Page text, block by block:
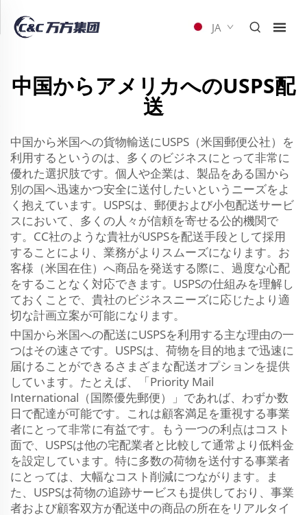
JA
中国からアメリカへのUSPS配
送
中国から米国への貨物輸送にUSPS（米国郵便公社）を
利用するというのは、多くのビジネスにとって非常に
優れた選択肢です。個人や企業は、製品をある国から
別の国へ迅速かつ安全に送付したいというニーズをよ
く抱えています。USPSは、郵便および小包配送サービ
スにおいて、多くの人々が信頼を寄せる公的機関で
す。CC社のような貴社がUSPSを配送手段として採用
することにより、業務がよりスムーズになります。お
客様（米国在住）へ商品を発送する際に、過度な心配
をすることなく対応できます。USPSの仕組みを理解し
ておくことで、貴社のビジネスニーズに応じたより適
切な計画立案が可能になります。
中国から米国への配送にUSPSを利用する主な理由の一
つはその速さです。USPSは、荷物を目的地まで迅速に
届けることができるさまざまな配送オプションを提供
しています。たとえば、「Priority Mail
International（国際優先郵便）」であれば、わずか数
日で配達が可能です。これは顧客満足を重視する事業
者にとって非常に有益です。もう一つの利点はコスト
面で、USPSは他の宅配業者と比較して通常より低料金
を設定しています。特に多数の荷物を送付する事業者
にとっては、大幅なコスト削減につながります。ま
た、USPSは荷物の追跡サービスも提供しており、事業
者および顧客双方が配送中の商品の所在をリアルタイ